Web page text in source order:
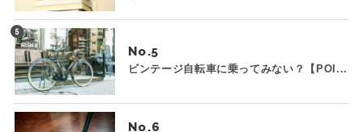
No.
ビンテージ自転車に乗ってみない？【POI...
No.